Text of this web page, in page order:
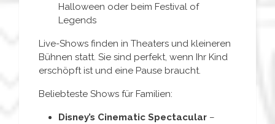
Halloween oder beim Festival of
Legends
Live-Shows finden in Theaters und kleineren
Bühnen statt. Sie sind perfekt, wenn Ihr Kind
erschöpft ist und eine Pause braucht.
Beliebteste Shows für Familien:
Disney’s Cinematic Spectacular –